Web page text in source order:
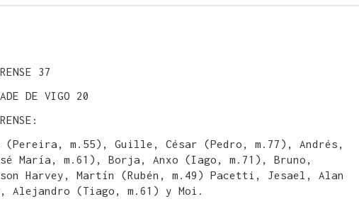
37
DE VIGO 20
(Pereira, m.55), Guille, César (Pedro, m.77), Andrés,
María, m.61), Borja, Anxo (Iago, m.71), Bruno,
Harvey, Martín (Rubén, m.49) Pacetti, Jesael, Alan
Alejandro (Tiago, m.61) y Moi.